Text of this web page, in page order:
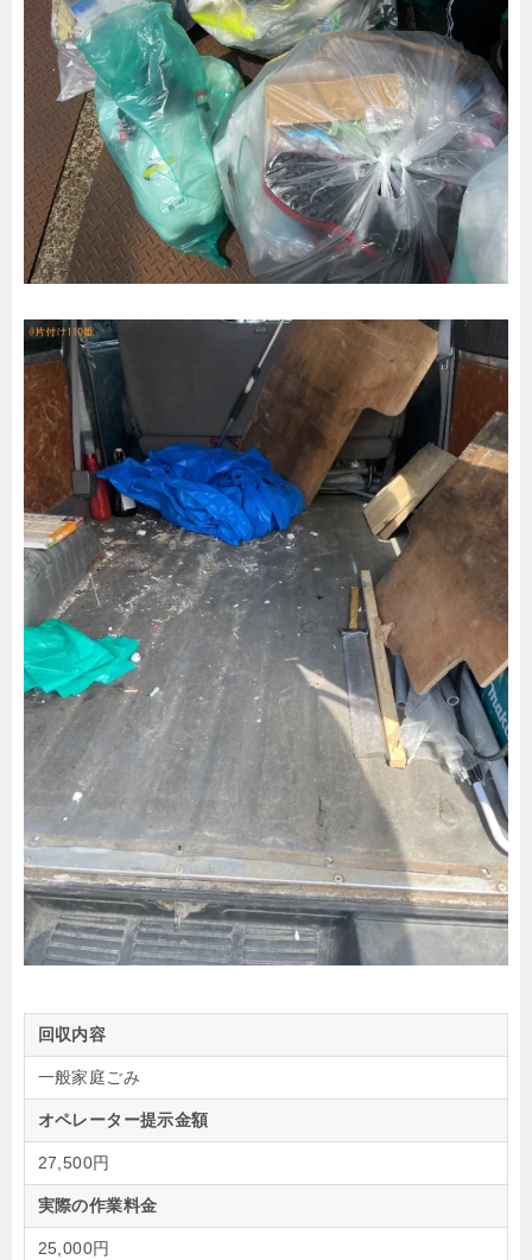
回収内容
一般家庭ごみ
オペレーター提示金額
27,500円
実際の作業料金
25,000円